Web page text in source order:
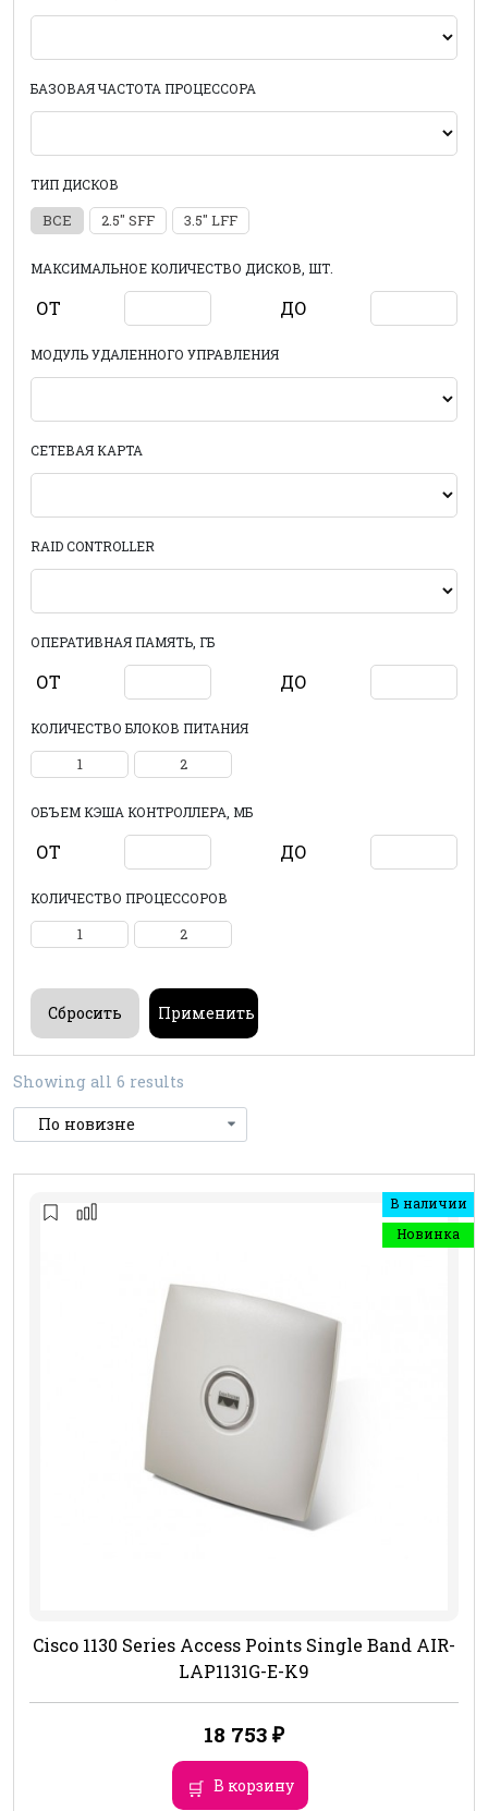
БАЗОВАЯ ЧАСТОТА ПРОЦЕССОРА
ТИП ДИСКОВ
ВСЕ 2.5" SFF 3.5" LFF
МАКСИМАЛЬНОЕ КОЛИЧЕСТВО ДИСКОВ, ШТ.
ОТ ДО
МОДУЛЬ УДАЛЕННОГО УПРАВЛЕНИЯ
СЕТЕВАЯ КАРТА
RAID CONTROLLER
ОПЕРАТИВНАЯ ПАМЯТЬ, ГБ
ОТ ДО
КОЛИЧЕСТВО БЛОКОВ ПИТАНИЯ
1 2
ОБЪЕМ КЭША КОНТРОЛЛЕРА, МБ
ОТ ДО
КОЛИЧЕСТВО ПРОЦЕССОРОВ
1 2
Showing all 6 results
В наличии
Новинка
Cisco 1130 Series Access Points Single Band AIR-
LAP1131G-E-K9
18 753 ₽
В корзину